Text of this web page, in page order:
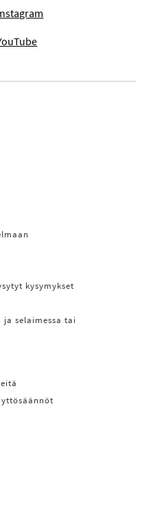
kysymykset
selaimessa tai